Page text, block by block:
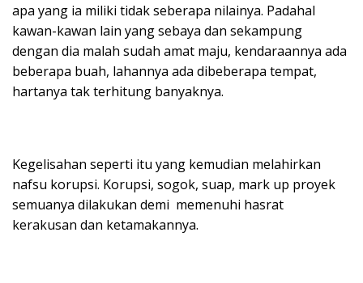
apa yang ia miliki tidak seberapa nilainya. Padahal
kawan-kawan lain yang sebaya dan sekampung
dengan dia malah sudah amat maju, kendaraannya ada
beberapa buah, lahannya ada dibeberapa tempat,
hartanya tak terhitung banyaknya.
Kegelisahan seperti itu yang kemudian melahirkan
nafsu korupsi. Korupsi, sogok, suap, mark up proyek
semuanya dilakukan demi memenuhi hasrat
kerakusan dan ketamakannya.